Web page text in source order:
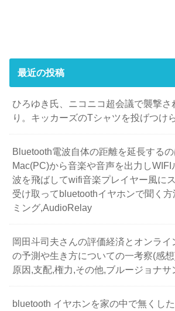
最近の投稿
ひろゆき氏、ニコニコ超会議で襲撃
り。キッカーズのTシャツを投げつけ
Bluetooth電波自体の距離を延長するの
Mac(PC)から音楽や音声を出力しWIFI
波を飛ばしてwifi音楽プレイヤー風に
受け取ってbluetoothイヤホンで聞く
ミング,AudioRelay
岡田斗司夫さんの評価経済とオンライ
の予測や生き方についての一考察(感
原因,支配,権力,その他,ブルージョナサ
bluetooth イヤホンを家の中で無くし